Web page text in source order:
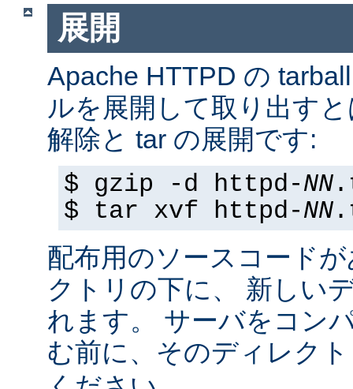
展開
Apache HTTPD の
ルを展開して取り出す
解除と tar の展開です:
$ gzip -d httpd-NN
$ tar xvf httpd-NN
配布用のソースコード
クトリの下に、 新しい
れます。 サーバをコン
む前に、そのディレク